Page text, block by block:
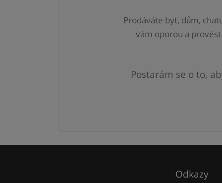
Prodáváte byt, dům,
vám oporou a
Postarám se o to,
Odkazy